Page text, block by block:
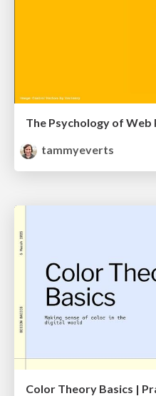
tammyeverts
Color Theory Basics |